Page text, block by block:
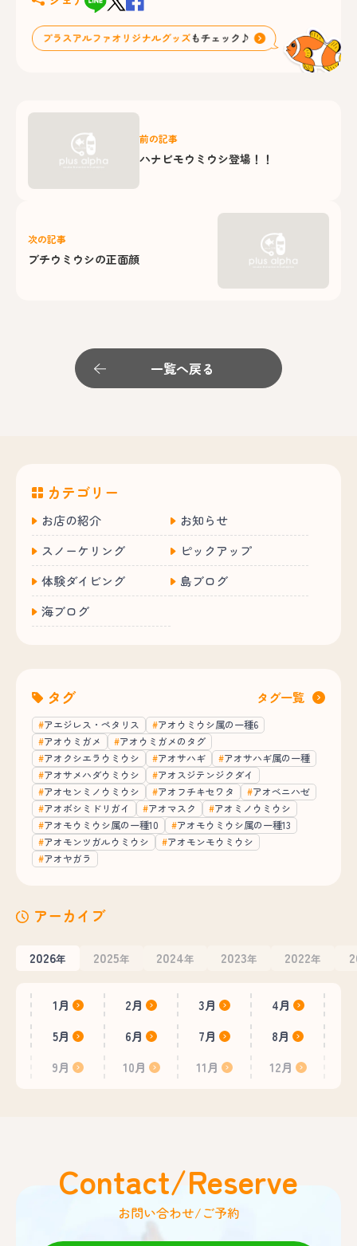
前の記事
ハナビモウミウシ登場！！
次の記事
ブチウミウシの正面顔
一覧へ戻る
カテゴリー
お店の紹介
お知らせ
スノーケリング
ピックアップ
体験ダイビング
島ブログ
海ブログ
タグ タグ一覧
アエジレス・ペタリス
アオウミウシ属の一種6
アオウミガメ
アオウミガメのタグ
アオクシエラウミウシ
アオサハギ
アオサハギ属の一種
アオサメハダウミウシ
アオスジテンジクダイ
アオセンミノウミウシ
アオフチキセワタ
アオベニハゼ
アオボシミドリガイ
アオマスク
アオミノウミウシ
アオモウミウシ属の一種10
アオモウミウシ属の一種13
アオモンツガルウミウシ
アオモンモウミウシ
アオヤガラ
アーカイブ
2026年 2025年 2024年 2023年 2022年
1月 2月 3月
4月
5月
6月 7月
8月
9月
10月 11月 12月
Contact/Reserve
お問い合わせ/ご予約